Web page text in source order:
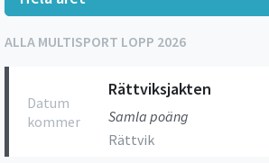
ALLA MULTISPORT LOPP 2026
Datum
kommer
Rättviksjakten
Samla poäng
Rättvik